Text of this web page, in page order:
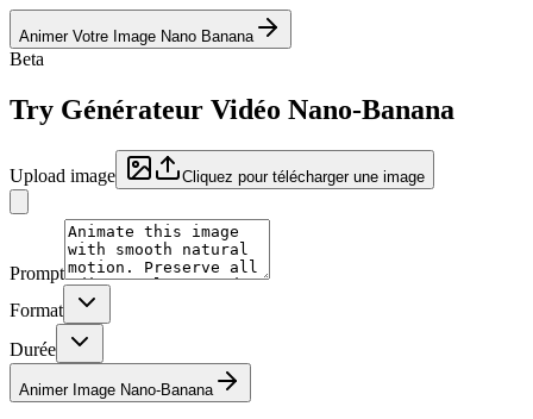
Animer Votre Image Nano Banana
Beta
Try Générateur Vidéo Nano-Banana
Upload image Cliquez pour télécharger une image
Prompt
Format
Durée
Animer Image Nano-Banana